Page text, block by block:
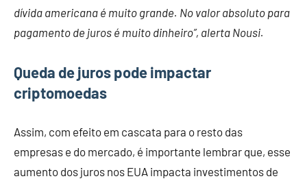
dívida americana é muito grande. No valor absoluto para
pagamento de juros é muito dinheiro”, alerta Nousi.
Queda de juros pode impactar
criptomoedas
Assim, com efeito em cascata para o resto das
empresas e do mercado, é importante lembrar que, esse
aumento dos juros nos EUA impacta investimentos de